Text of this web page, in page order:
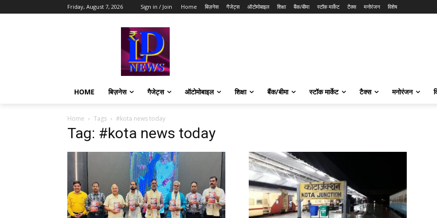
Friday, August 7, 2026 Sign in / Join Home बिज़नेस गैजेट्स ऑटोमोबाइल शिक्षा बैंक/बीमा स्टॉक मार्केट टैक्स मनोरंजन विशेष
HOME बिज़नेस गैजेट्स ऑटोमोबाइल शिक्षा बैंक/बीमा स्टॉक मार्केट टैक्स मनोरंजन
Home Tags #kota news today
Tag: #kota news today